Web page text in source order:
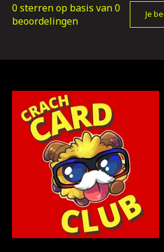
0 sterren op basis van0
beoordelingen
Je